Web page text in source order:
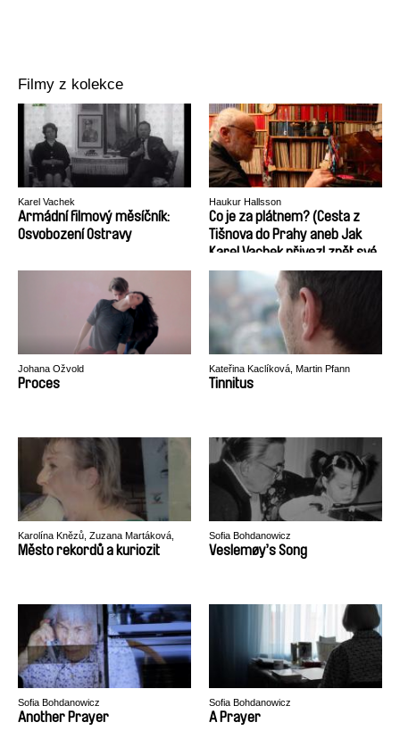
Filmy z kolekce
Karel Vachek
Armádní filmový měsíčník:
Osvobození Ostravy
Haukur Hallsson
Co je za plátnem? (Cesta z
Tišnova do Prahy aneb Jak
Karel Vachek přivezl zpět své
obrazy)
Johana Ožvold
Proces
Kateřina Kaclíková, Martin Pfann
Tinnitus
Karolína Knězů, Zuzana Martáková,
Valerie Vítů
Město rekordů a kuriozit
Sofia Bohdanowicz
Veslemøy’s Song
Sofia Bohdanowicz
Another Prayer
Sofia Bohdanowicz
A Prayer